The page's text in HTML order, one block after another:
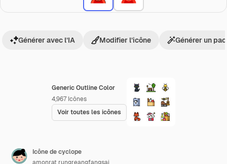
Generic Outline Color
4,967 Icônes
Voir toutes les icônes
Générer avec l’IA Modifier l’icône Générer un
Icône de cyclope